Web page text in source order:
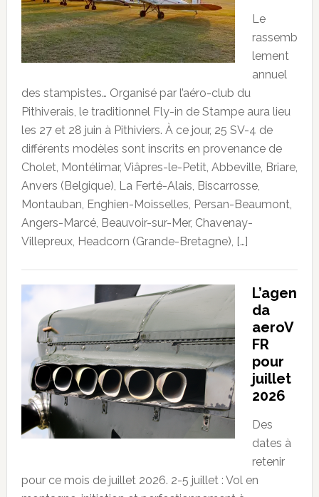
Le
rassemb
lement
annuel
des stampistes… Organisé par l’aéro-club du
Pithiverais, le traditionnel Fly-in de Stampe aura lieu
les 27 et 28 juin à Pithiviers. À ce jour, 25 SV-4 de
différents modèles sont inscrits en provenance de
Cholet, Montélimar, Viâpres-le-Petit, Abbeville, Briare,
Anvers (Belgique), La Ferté-Alais, Biscarrosse,
Montauban, Enghien-Moisselles, Persan-Beaumont,
Angers-Marcé, Beauvoir-sur-Mer, Chavenay-
Villepreux, Headcorn (Grande-Bretagne), […]
L’agen
da
aeroV
FR
pour
juillet
2026
Des
dates à
retenir
pour ce mois de juillet 2026. 2-5 juillet : Vol en